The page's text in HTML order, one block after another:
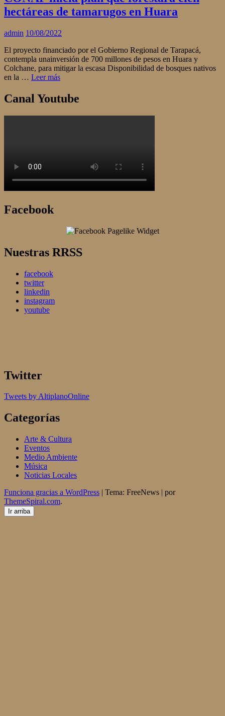
hectáreas de tamarugos en Huara
admin 10/08/2022
El proyecto financiado por el Gobierno Regional de Tarapacá,
contempla unainversión de 700 millones de pesos en Huara y
Colchane, para mitigar la escasa Disponibilidad de bosques nativos
en la … Leer más
Canal Youtube
Facebook
Nuestras RRSS
facebook
twitter
linkedin
instagram
youtube
Twitter
Tweets by AltiplanoOnline
Categorías
Arte & Cultura
Eventos
Medio Ambiente
Música
Noticias Locales
Funciona gracias a WordPress | Tema: FreeNews | por
ThemeSpiral.com.
Ir arriba